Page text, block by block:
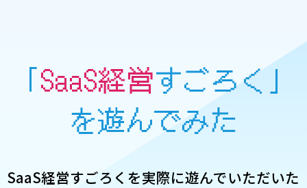
「SaaS経営すごろく」
を遊んでみた
SaaS経営すごろくを実際に遊んでいただいた